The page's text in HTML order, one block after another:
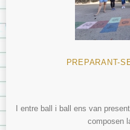
PREPARANT-
I entre ball i ball ens van
composen